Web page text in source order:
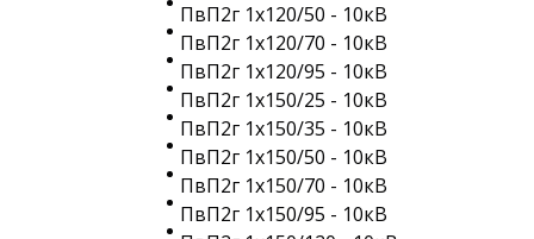
ПвП2г 1х120/50 - 10кВ
ПвП2г 1х120/70 - 10кВ
ПвП2г 1х120/95 - 10кВ
ПвП2г 1х150/25 - 10кВ
ПвП2г 1х150/35 - 10кВ
ПвП2г 1х150/50 - 10кВ
ПвП2г 1х150/70 - 10кВ
ПвП2г 1х150/95 - 10кВ